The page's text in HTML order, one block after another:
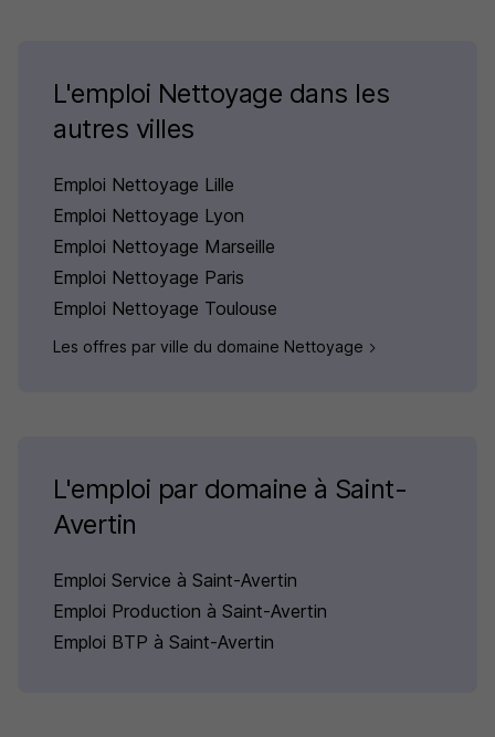
L'emploi Nettoyage dans les
autres villes
Emploi Nettoyage Lille
Emploi Nettoyage Lyon
Emploi Nettoyage Marseille
Emploi Nettoyage Paris
Emploi Nettoyage Toulouse
Les offres par ville du domaine Nettoyage
L'emploi par domaine à Saint-
Avertin
Emploi Service à Saint-Avertin
Emploi Production à Saint-Avertin
Emploi BTP à Saint-Avertin